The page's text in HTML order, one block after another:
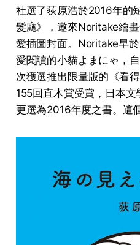
社選了荻原浩於2016年的
髮廳》，邀來Noritake繪
愛插圖封面。Noritake早
愛閱讀的小貓よまにゃ，
次獲選推出限量版的《看
155回直木賞受賞，日本文
更選為2016年度之書。這